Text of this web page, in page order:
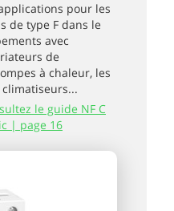
pour les
de type F dans le
avec
de
à chaleur, les
le guide NF C
| page 16